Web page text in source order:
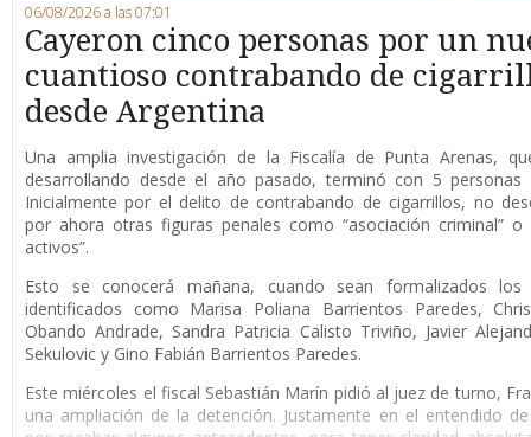
06/08/2026 a las 07:01
Cayeron cinco personas por un
cuantioso contrabando de
desde Argentina
Una amplia investigación de la Fiscalía de Punta Arenas,
desarrollando desde el año pasado, terminó con 5 personas
Inicialmente por el delito de contrabando de cigarrillos, no
por ahora otras figuras penales como “asociación criminal” o
activos”.
Esto se conocerá mañana, cuando sean formalizados los
identificados como Marisa Poliana Barrientos Paredes,
Obando Andrade, Sandra Patricia Calisto Triviño, Javier
Sekulovic y Gino Fabián Barrientos Paredes.
Este miércoles el fiscal Sebastián Marín pidió al juez de turno,
una ampliación de la detención. Justamente en el entendido